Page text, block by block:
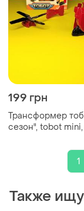
199 грн
Трансформер
сезон", tobot
1
Также